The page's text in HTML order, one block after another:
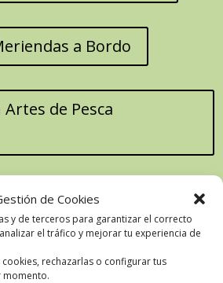
de Cookies
y de terceros para garantizar el correcto
el tráfico y mejorar tu experiencia de
rechazarlas o configurar tus
momento.
a Bordo
de Pesca
de la Salud
SERVICIOS